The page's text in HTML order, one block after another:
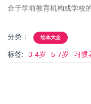
合于学前教育机构或学校的
分类： 绘本大全
标签: 3-4岁 5-7岁 习惯